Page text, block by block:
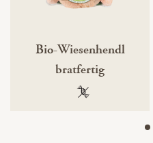
Bio-Wiesenhendl
bratfertig
100 %